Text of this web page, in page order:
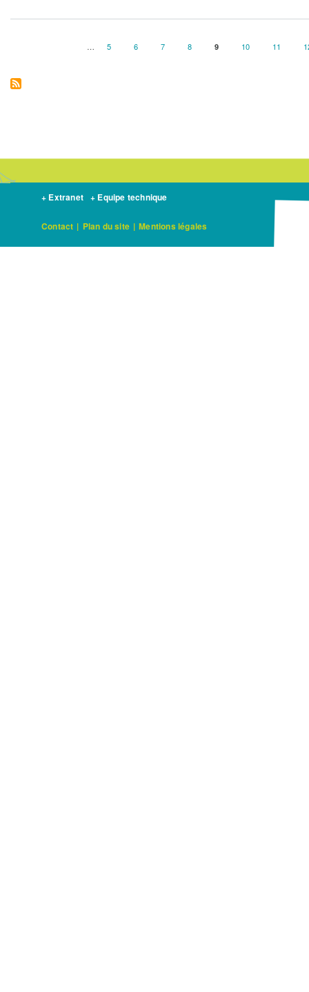
… Page
5 Page
6 Page
7 Page
8
Page
9 Page
10 Page
11
+ Extranet + Equipe technique
Contact | Plan du site | Mentions légales